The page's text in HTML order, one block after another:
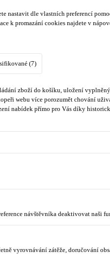
nastavit dle vlastních preferencí
k promazání cookies najdete v
(7)
zboží do košíku, uložení
webu více porozumět chování
nabídek přímo pro Vás díky
návštěvníka deaktivovat naši
vyrovnávání zátěže, doručování